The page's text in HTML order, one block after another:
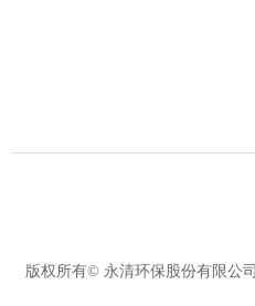
版权所有© 永清环保股份有限公司